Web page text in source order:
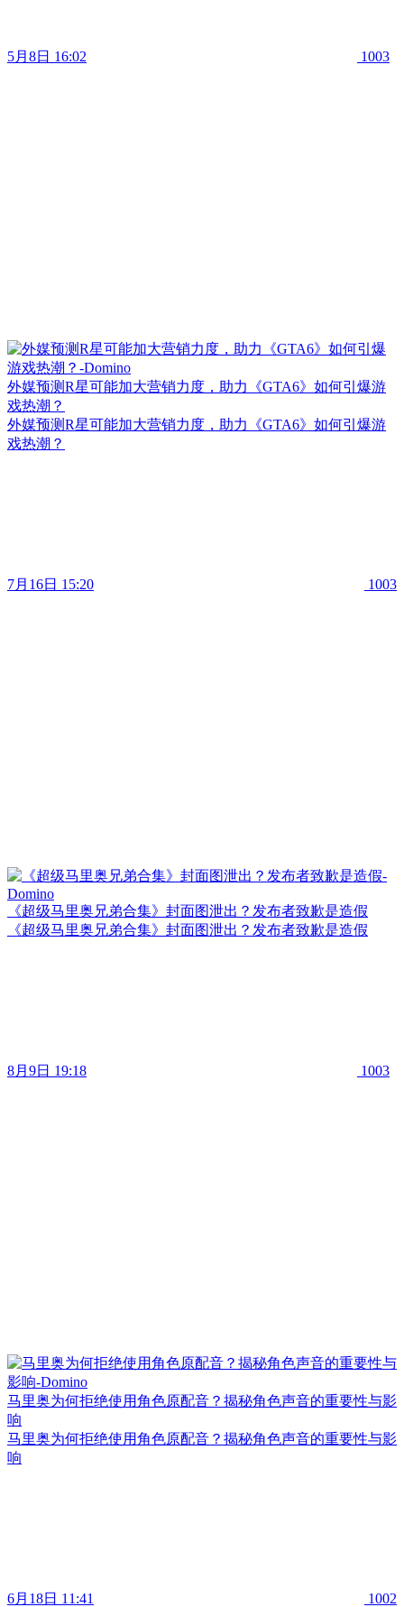
5月8日 16:02 1003
外媒预测R星可能加大营销力度，助力《GTA6》如何引爆游
戏热潮？
外媒预测R星可能加大营销力度，助力《GTA6》如何引爆游
戏热潮？
7月16日 15:20 1003
《超级马里奥兄弟合集》封面图泄出？发布者致歉是造假
《超级马里奥兄弟合集》封面图泄出？发布者致歉是造假
8月9日 19:18 1003
马里奥为何拒绝使用角色原配音？揭秘角色声音的重要性与影
响
马里奥为何拒绝使用角色原配音？揭秘角色声音的重要性与影
响
6月18日 11:41 1002